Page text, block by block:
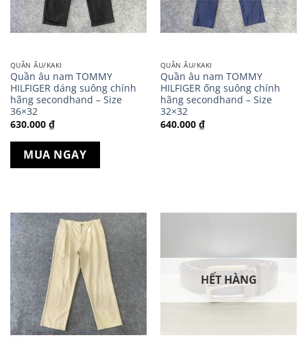
QUẦN ÂU/KAKI
Quần âu nam TOMMY
HILFIGER dáng suông chính
hãng secondhand – Size
36×32
630.000 ₫
MUA NGAY
QUẦN ÂU/KAKI
Quần âu nam TOMMY
HILFIGER ống suông chính
hãng secondhand – Size
32×32
640.000 ₫
HẾT HÀNG